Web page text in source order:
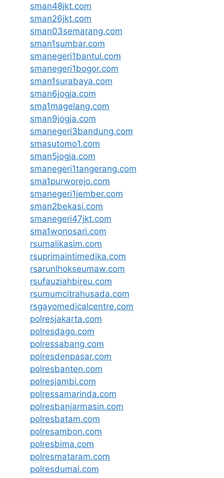
sman48jkt.com
sman26jkt.com
sman03semarang.com
sman1sumbar.com
smanegeri1bantul.com
smanegeri1bogor.com
sman1surabaya.com
sman6jogja.com
sma1magelang.com
sman9jogja.com
smanegeri3bandung.com
smasutomo1.com
sman5jogja.com
smanegeri1tangerang.com
sma1purworejo.com
smanegeri1jember.com
sman2bekasi.com
smanegeri47jkt.com
sma1wonosari.com
rsumalikasim.com
rsuprimaintimedika.com
rsarunlhokseumaw.com
rsufauziahbireu.com
rsumumcitrahusada.com
rsgayomedicalcentre.com
polresjakarta.com
polresdago.com
polressabang.com
polresdenpasar.com
polresbanten.com
polresjambi.com
polressamarinda.com
polresbanjarmasin.com
polresbatam.com
polresambon.com
polresbima.com
polresmataram.com
polresdumai.com